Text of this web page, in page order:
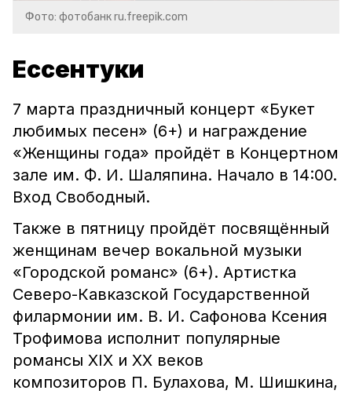
Фото: фотобанк ru.freepik.com
Ессентуки
7 марта праздничный концерт «Букет
любимых песен» (6+) и награждение
«Женщины года» пройдёт в Концертном
зале им. Ф. И. Шаляпина. Начало в 14:00.
Вход Свободный.
Также в пятницу пройдёт посвящённый
женщинам вечер вокальной музыки
«Городской романс» (6+). Артистка
Северо-Кавказской Государственной
филармонии им. В. И. Сафонова Ксения
Трофимова исполнит популярные
романсы XIX и XX веков
композиторов П. Булахова, М. Шишкина,